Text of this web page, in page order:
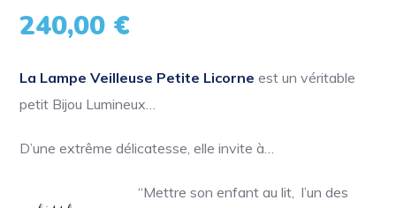
240,00 €
La Lampe Veilleuse Petite Licorne est un véritable
petit Bijou Lumineux…
D’une extrême délicatesse, elle invite à…
“Mettre son enfant au lit, l’un des